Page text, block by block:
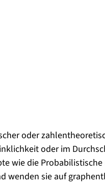
oder
oder im
wie die
wenden sie auf